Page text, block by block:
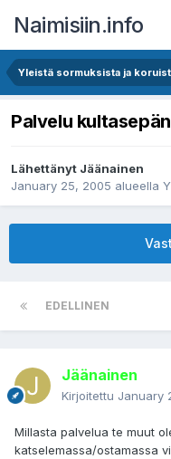
Naimisiin.info
Yleistä sormuksista ja
Palvelu
Lähettänyt Jäänainen
January 25, 2005 alueella
EDELLINEN
Jäänainen
Kirjoitettu January
Millasta palvelua te muut
katselemassa/ostamassa